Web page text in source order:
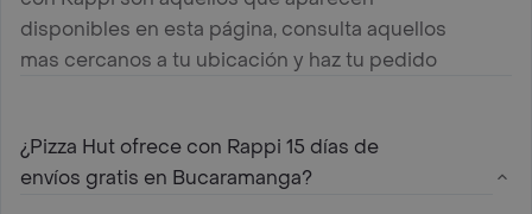
disponibles en esta página, consulta aquellos
mas cercanos a tu ubicación y haz tu pedido
¿Pizza Hut ofrece con Rappi 15 días de
envíos gratis en Bucaramanga?